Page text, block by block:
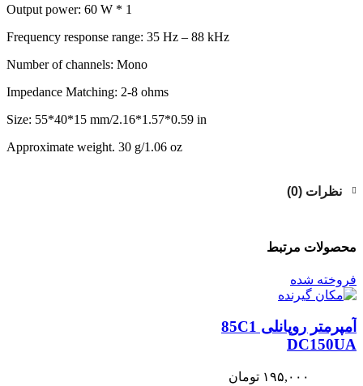
Output power: 60 W * 1
Frequency response range: 35 Hz – 88 kHz
Number of channels: Mono
Impedance Matching: 2-8 ohms
Size: 55*40*15 mm/2.16*1.57*0.59 in
Approximate weight. 30 g/1.06 oz
نظرات (0)
محصولات مرتبط
فروخته شده
آمپرمتر روپانلی 85C1
DC150UA
۱۹۵,۰۰۰ تومان